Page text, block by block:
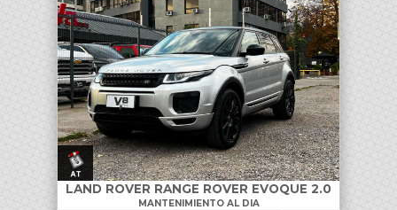
LAND ROVER RANGE ROVER EVOQUE 2.0
MANTENIMIENTO AL DIA